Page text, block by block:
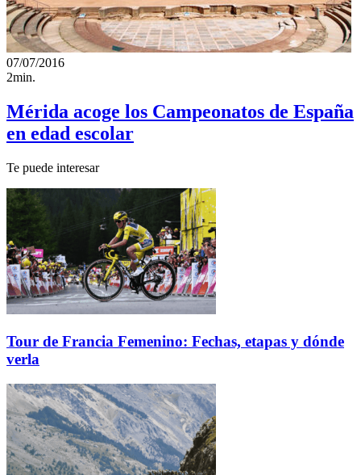
07/07/2016
2min.
Mérida acoge los Campeonatos de España
en edad escolar
Te puede interesar
Tour de Francia Femenino: Fechas, etapas y dónde
verla